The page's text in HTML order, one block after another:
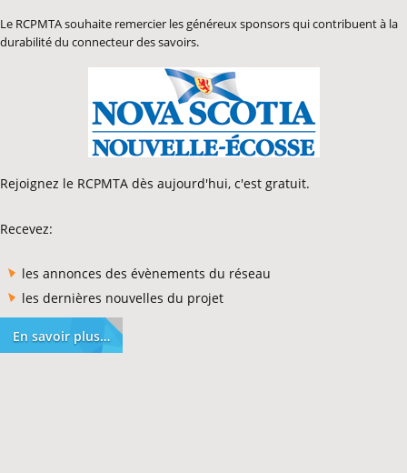
Le RCPMTA souhaite remercier les généreux sponsors qui contribuent à la
durabilité du connecteur des savoirs.
Rejoignez le RCPMTA dès aujourd'hui, c'est gratuit.
Recevez:
les annonces des évènements du réseau
les dernières nouvelles du projet
En savoir plus…